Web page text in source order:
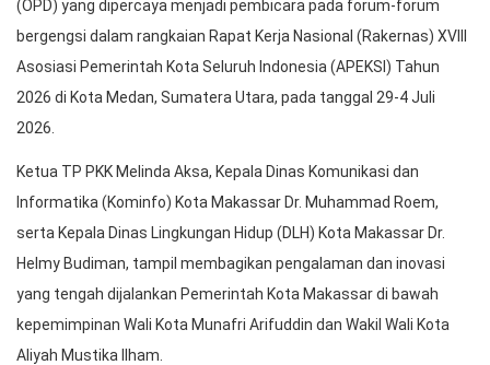
(OPD) yang dipercaya menjadi pembicara pada forum-forum
bergengsi dalam rangkaian Rapat Kerja Nasional (Rakernas) XVIII
Asosiasi Pemerintah Kota Seluruh Indonesia (APEKSI) Tahun
2026 di Kota Medan, Sumatera Utara, pada tanggal 29-4 Juli
2026.
Ketua TP PKK Melinda Aksa, Kepala Dinas Komunikasi dan
Informatika (Kominfo) Kota Makassar Dr. Muhammad Roem,
serta Kepala Dinas Lingkungan Hidup (DLH) Kota Makassar Dr.
Helmy Budiman, tampil membagikan pengalaman dan inovasi
yang tengah dijalankan Pemerintah Kota Makassar di bawah
kepemimpinan Wali Kota Munafri Arifuddin dan Wakil Wali Kota
Aliyah Mustika Ilham.